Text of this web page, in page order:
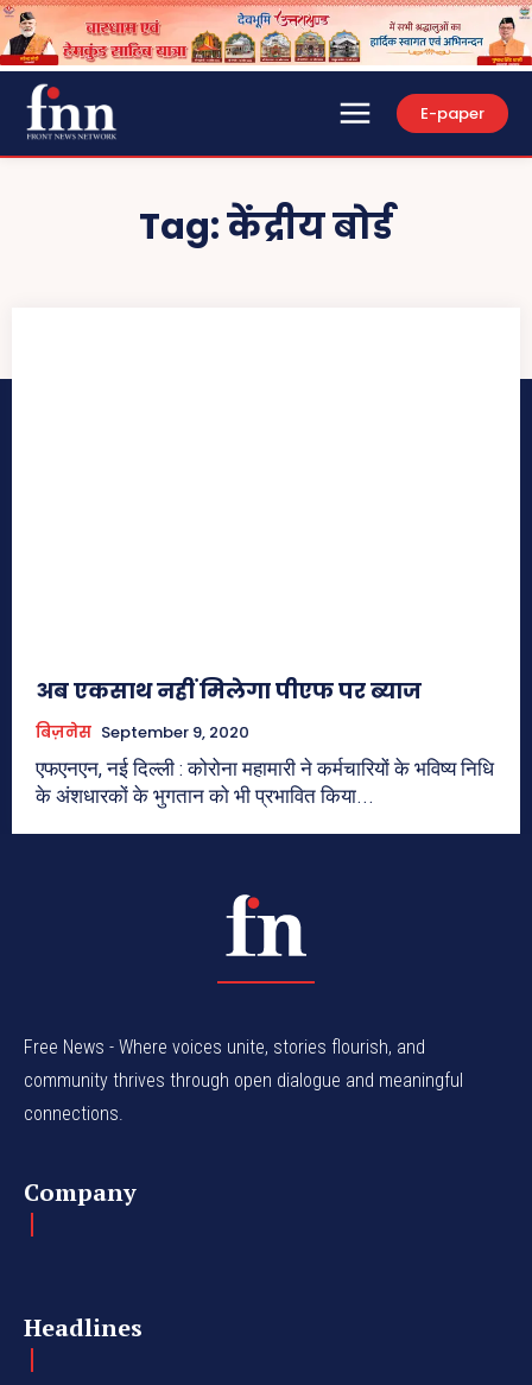
E-paper
Tag:केंद्रीय बोर्ड
अब एकसाथ नहीं मिलेगा पीएफ पर ब्याज
बिज़नेस September 9, 2020
एफएनएन, नई दिल्ली : कोरोना महामारी ने कर्मचारियों के भविष्य निधि
के अंशधारकों के भुगतान को भी प्रभावित किया...
Free News - Where voices unite, stories flourish, and
community thrives through open dialogue and meaningful
connections.
Company
Headlines